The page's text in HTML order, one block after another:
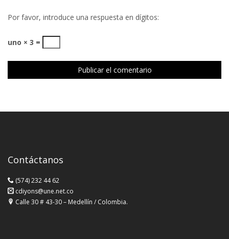
Por favor, introduce una respuesta en dígitos:
uno × 3 =
Contáctanos
(574) 232 44 62
cdiyons@une.net.co
Calle 30 # 43-30 – Medellín / Colombia.